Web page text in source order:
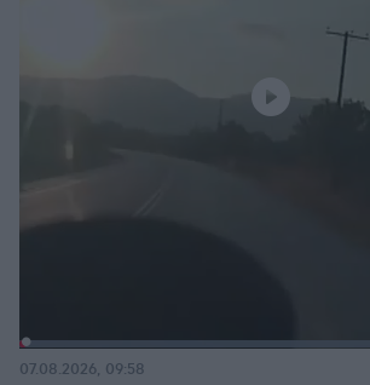
Loaded:
07.08.2026, 09:58